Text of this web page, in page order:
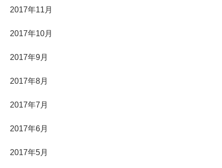
2017年11月
2017年10月
2017年9月
2017年8月
2017年7月
2017年6月
2017年5月